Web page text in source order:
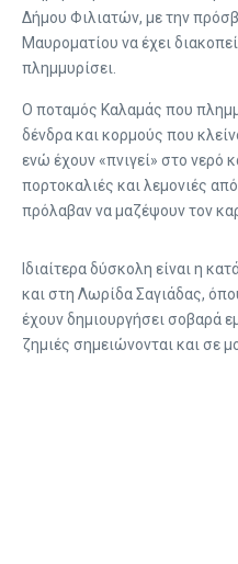
Δήμου Φιλιατών, με την
Μαυροματίου να έχει
πλημμυρίσει.
Ο ποταμός Καλαμάς που
δένδρα και κορμούς που
ενώ έχουν «πνιγεί» στο νερό
πορτοκαλιές και λεμονιές
πρόλαβαν να μαζέψουν τον
Ιδιαίτερα δύσκολη είναι η
και στη Λωρίδα Σαγιάδας,
έχουν δημιουργήσει σοβαρά
ζημιές σημειώνονται και σε